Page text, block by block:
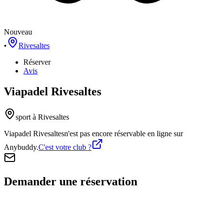
Nouveau
•
Rivesaltes
Réserver
Avis
Viapadel Rivesaltes
sport à Rivesaltes
Viapadel Rivesaltesn'est pas encore réservable en ligne sur
Anybuddy.C'est votre club ?
Demander une réservation